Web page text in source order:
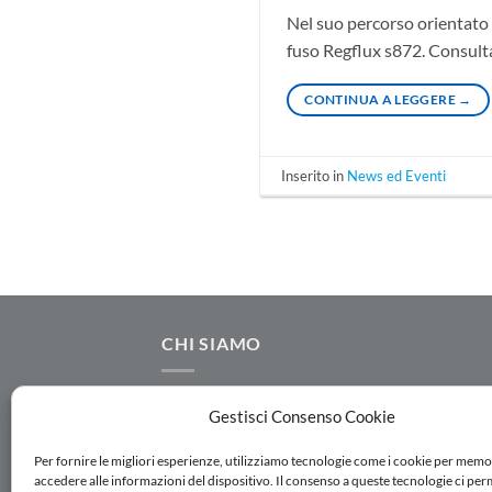
Gestisci Consenso Cookie
Per fornire le migliori esperienze, utilizziamo tecnologie come i cookie per
accedere alle informazioni del dispositivo. Il consenso a queste tecnologie ci
Nel suo percorso
fuso Regflux s872.
CONTINUA A LEGGERE →
Inserito in News ed Eventi
CHI SIAMO
distribuzione, irrigazione e trattamento